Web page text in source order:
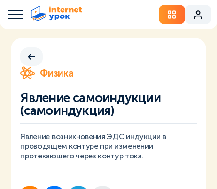
Физика
Явление самоиндукции
(самоиндукция)
Явление возникновения ЭДС индукции в
проводящем контуре при изменении
протекающего через контур тока.